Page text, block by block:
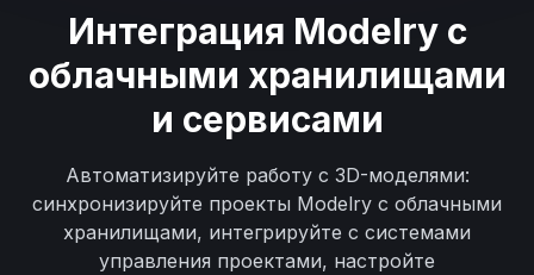
Интеграция Modelry с
облачными хранилищами
и сервисами
Автоматизируйте работу с 3D-моделями:
синхронизируйте проекты Modelry с облачными
хранилищами, интегрируйте с системами
управления проектами, настройте